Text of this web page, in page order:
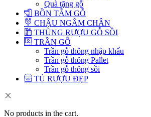
Quà tặng gỗ
BỒN TẮM GỖ
CHẬU NGÂM CHÂN
THÙNG RƯỢU GỖ SỒI
TRẦN GỖ
Trần gỗ thông nhập khẩu
Trần gỗ thông Pallet
Trần gỗ thông sồi
TỦ RƯỢU ĐẸP
No products in the cart.